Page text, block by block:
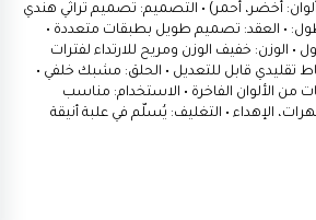
أخضر، أحمر) • التصميم: تصميم تراثي هندي
• العقد: تصميم طويل بطبقات متعددة •
الوزن: خفيف الوزن ومريح للارتداء لفترات
تقليدي قابل للتعديل • الحلق: مشبك خلفي •
من الألوان الفاخرة • الاستخدام: مناسب
الإهداء • التغليف: يُسلّم في علبة أنيقة